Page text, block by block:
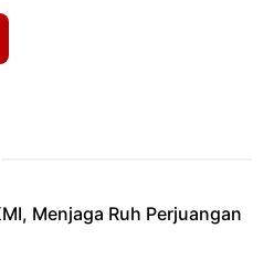
Menjaga Ruh Perjuangan